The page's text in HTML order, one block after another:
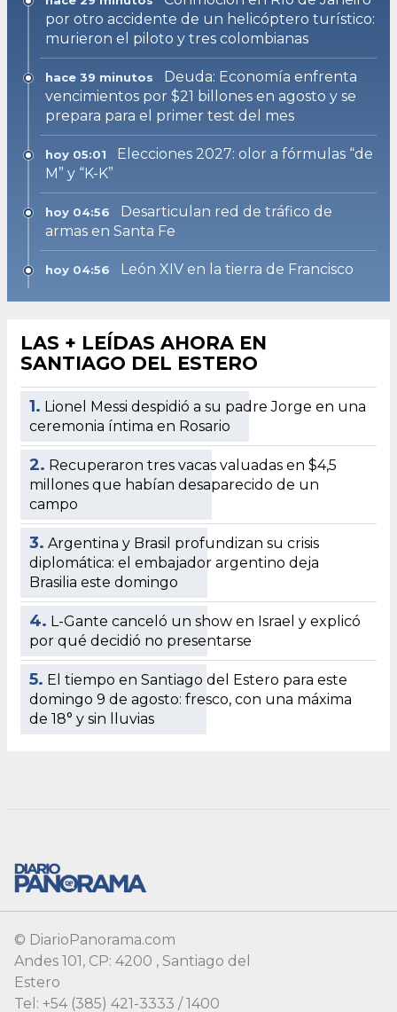
© DiarioPanorama.com
Andes 101, CP: 4200 , Santiago del
Estero
Tel: +54 (385) 421-3333 / 1400